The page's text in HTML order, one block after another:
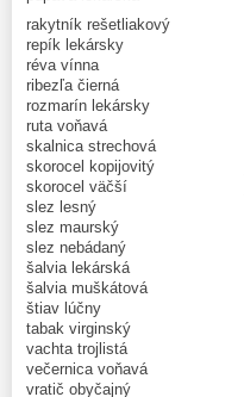
rakytník rešetliakový
repík lekársky
réva vínna
ribezľa čierná
rozmarín lekársky
ruta voňavá
skalnica strechová
skorocel kopijovitý
skorocel väčší
slez lesný
slez maurský
slez nebádaný
šalvia lekárská
šalvia muškátová
štiav lúčny
tabak virginský
vachta trojlistá
večernica voňavá
vratič obyčajný